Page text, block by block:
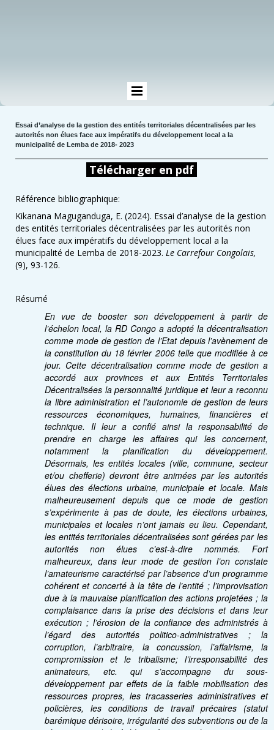
Essai d’analyse de la gestion des entités territoriales décentralisées par les
autorités non élues face aux impératifs du développement local a la
municipalité de Lemba de 2018- 2023
Télécharger en pdf
Référence bibliographique:
Kikanana Maguganduga, E. (2024). Essai d’analyse de la gestion
des entités territoriales décentralisées par les autorités non
élues face aux impératifs du développement local a la
municipalité de Lemba de 2018-2023. Le Carrefour Congolais,
(9), 93-126.
Résumé
En vue de booster son développement à partir de
l’échelon local, la RD Congo a adopté la décentralisation
comme mode de gestion de l’Etat depuis l’avènement de
la constitution du 18 février 2006 telle que modifiée à ce
jour. Cette décentralisation comme mode de gestion a
accordé aux provinces et aux Entités Territoriales
Décentralisées la personnalité juridique et leur a reconnu
la libre administration et l’autonomie de gestion de leurs
ressources économiques, humaines, financières et
technique. Il leur a confié ainsi la responsabilité de
prendre en charge les affaires qui les concernent,
notamment la planification du développement.
Désormais, les entités locales (ville, commune, secteur
et/ou chefferie) devront être animées par les autorités
élues des élections urbaine, municipale et locale. Mais
malheureusement depuis que ce mode de gestion
s’expérimente à pas de doute, les élections urbaines,
municipales et locales n’ont jamais eu lieu. Cependant,
les entités territoriales décentralisées sont gérées par les
autorités non élues c’est-à-dire nommés. Fort
malheureux, dans leur mode de gestion l’on constate
l’amateurisme caractérisé par l’absence d’un programme
cohérent et concerté à la tête de l’entité ; l’improvisation
due à la mauvaise planification des actions projetées ; la
complaisance dans la prise des décisions et dans leur
exécution ; l’érosion de la confiance des administrés à
l’égard des autorités politico-administratives ; la
corruption, l’arbitraire, la concussion, l’affairisme, la
compromission et le tribalisme; l’irresponsabilité des
animateurs, etc. qui s’accompagne du sous-
développement par effets de la faible mobilisation des
ressources propres, les tracasseries administratives et
policières, les conditions de travail précaires (statut
barémique dérisoire, irrégularité des subventions ou de la